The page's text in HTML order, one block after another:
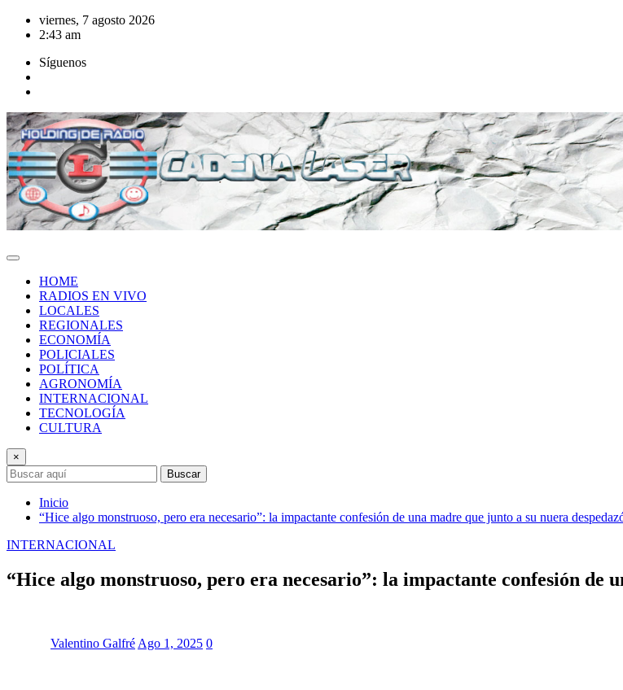
Saltar
viernes, 7 agosto 2026
2:43 am
Síguenos
HOME
RADIOS EN VIVO
LOCALES
REGIONALES
ECONOMÍA
POLICIALES
POLÍTICA
AGRONOMÍA
INTERNACIONAL
TECNOLOGÍA
CULTURA
×
Buscar
Inicio
“Hice algo monstruoso, pero era necesario”: la impactante confesión de una madre que junto a su nuera
INTERNACIONAL
“Hice algo monstruoso, pero era necesario”: la impactante confesión de
Valentino Galfré Ago 1, 2025 0